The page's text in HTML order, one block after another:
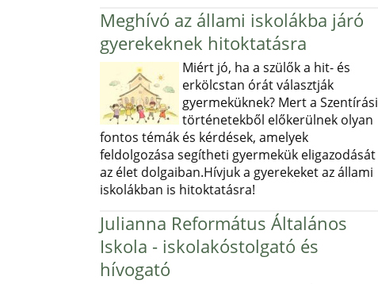
Meghívó az állami iskolákba járó
gyerekeknek hitoktatásra
Miért jó, ha a szülők a hit- és
erkölcstan órát választják
gyermeküknek? Mert a Szentírási
történetekből előkerülnek olyan
fontos témák és kérdések, amelyek
feldolgozása segítheti gyermekük eligazodását
az élet dolgaiban.Hívjuk a gyerekeket az állami
iskolákban is hitoktatásra!
Julianna Református Általános
Iskola - iskolakóstolgató és
hívogató